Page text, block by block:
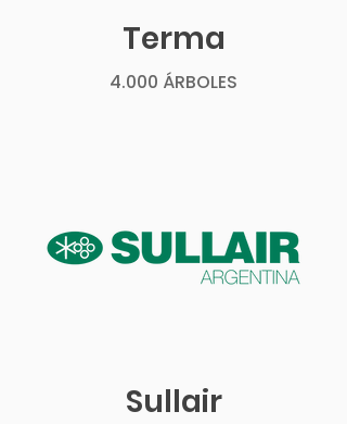
Terma
4.000 ÁRBOLES
Sullair